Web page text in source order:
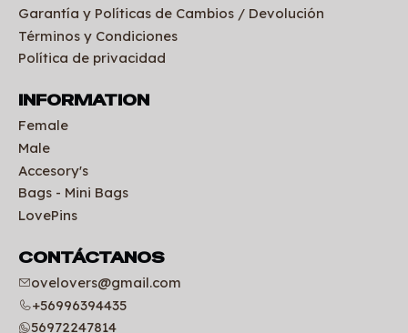
Garantía y Políticas de Cambios / Devolución
Términos y Condiciones
Política de privacidad
INFORMATION
Female
Male
Accesory's
Bags - Mini Bags
LovePins
CONTÁCTANOS
ovelovers@gmail.com
+56996394435
56972247814